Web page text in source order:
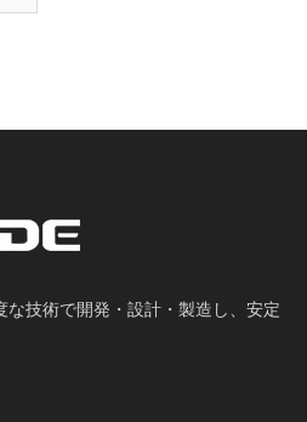
技術で開発・設計・製造し、安定